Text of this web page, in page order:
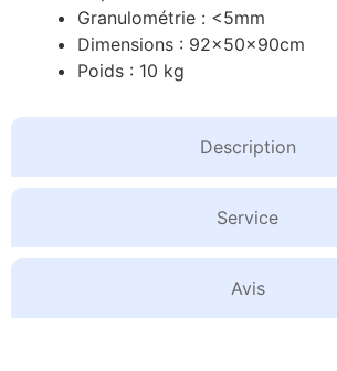
Description
Service
Avis
Granulométrie : <5mm
Dimensions : 92x50x90cm
Poids : 10 kg